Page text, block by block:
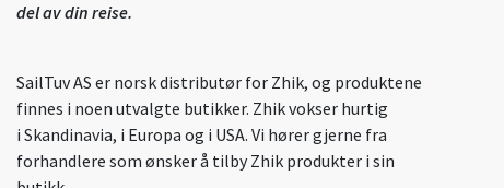
del av din reise.
SailTuv AS er norsk distributør for Zhik, og produktene
finnes i noen utvalgte butikker. Zhik vokser hurtig
i Skandinavia, i Europa og i USA. Vi hører gjerne fra
forhandlere som ønsker å tilby Zhik produkter i sin